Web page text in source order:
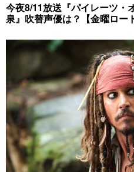
今夜8/11放送『パイレーツ・
泉』吹替声優は？【金曜ロー